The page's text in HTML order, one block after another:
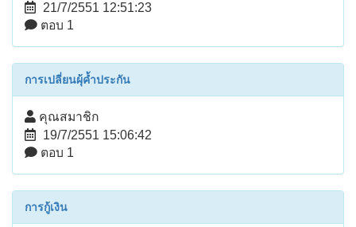
21/7/2551 12:51:23
ตอบ 1
การเปลี่ยนผุ้ค้ำประกัน
คุณสมาชิก
19/7/2551 15:06:42
ตอบ 1
การกู้เงิน